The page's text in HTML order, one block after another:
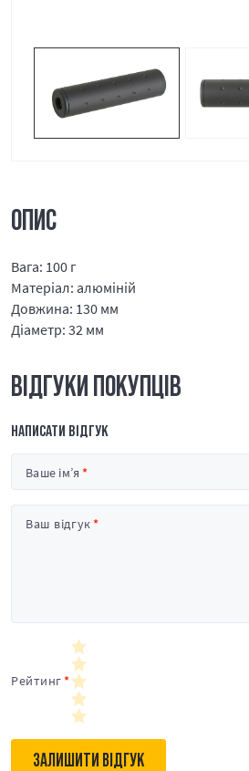
ОПИС
Вага: 100 г
Матеріал: алюміній
Довжина: 130 мм
Діаметр: 32 мм
ВІДГУКИ ПОКУПЦІВ
НАПИСАТИ ВІДГУК
Ваше ім’я
Ваш відгук
Рейтинг
ЗАЛИШИТИ ВІДГУК